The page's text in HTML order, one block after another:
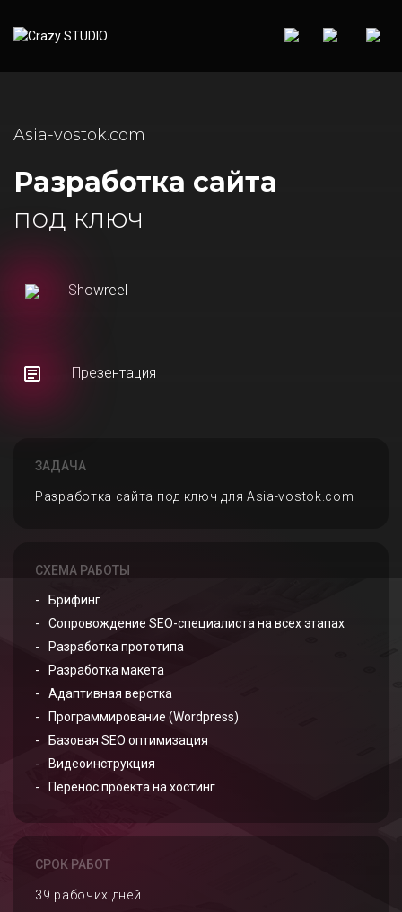
Asia-vostok.com
Разработка сайта
под ключ
Showreel
Презентация
ЗАДАЧА
Разработка сайта под ключ для Asia-vostok.com
СХЕМА РАБОТЫ
Брифинг
Сопровождение SEO-специалиста на всех этапах
Разработка прототипа
Разработка макета
Адаптивная верстка
Программирование (Wordpress)
Базовая SEO оптимизация
Видеоинструкция
Перенос проекта на хостинг
СРОК РАБОТ
39 рабочих дней